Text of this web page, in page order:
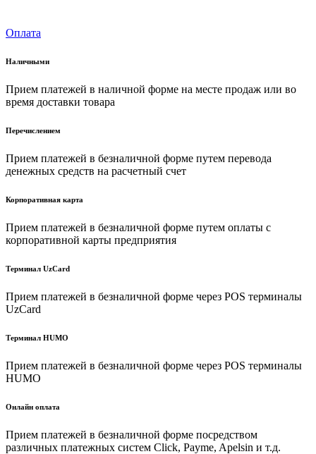
Оплата
Наличными
Прием платежей в наличной форме на месте продаж или во
время доставки товара
Перечислением
Прием платежей в безналичной форме путем перевода
денежных средств на расчетный счет
Корпоративная карта
Прием платежей в безналичной форме путем оплаты с
корпоративной карты предприятия
Терминал UzCard
Прием платежей в безналичной форме через POS терминалы
UzCard
Терминал HUMO
Прием платежей в безналичной форме через POS терминалы
HUMO
Онлайн оплата
Прием платежей в безналичной форме посредством
различных платежных систем Click, Payme, Apelsin и т.д.